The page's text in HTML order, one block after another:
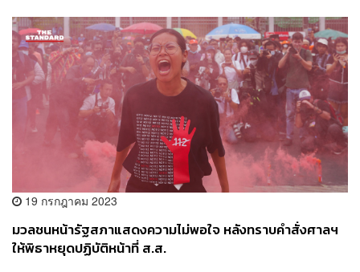
19 กรกฎาคม 2023
มวลชนหน้ารัฐสภาแสดงความไม่พอใจ หลังทราบคำสั่งศาลฯ
ให้พิธาหยุดปฏิบัติหน้าที่ ส.ส.